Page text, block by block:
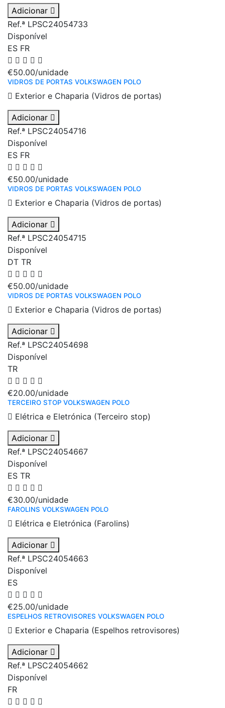
Adicionar
Ref.ª LPSC24054733
Disponível
ES FR
€50.00/unidade
VIDROS DE PORTAS VOLKSWAGEN POLO
Exterior e Chaparia (Vidros de portas)
Adicionar
Ref.ª LPSC24054716
Disponível
ES FR
€50.00/unidade
VIDROS DE PORTAS VOLKSWAGEN POLO
Exterior e Chaparia (Vidros de portas)
Adicionar
Ref.ª LPSC24054715
Disponível
DT TR
€50.00/unidade
VIDROS DE PORTAS VOLKSWAGEN POLO
Exterior e Chaparia (Vidros de portas)
Adicionar
Ref.ª LPSC24054698
Disponível
TR
€20.00/unidade
TERCEIRO STOP VOLKSWAGEN POLO
Elétrica e Eletrónica (Terceiro stop)
Adicionar
Ref.ª LPSC24054667
Disponível
ES TR
€30.00/unidade
FAROLINS VOLKSWAGEN POLO
Elétrica e Eletrónica (Farolins)
Adicionar
Ref.ª LPSC24054663
Disponível
ES
€25.00/unidade
ESPELHOS RETROVISORES VOLKSWAGEN POLO
Exterior e Chaparia (Espelhos retrovisores)
Adicionar
Ref.ª LPSC24054662
Disponível
FR